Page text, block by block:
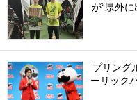
が“県外
プリング
ーリック